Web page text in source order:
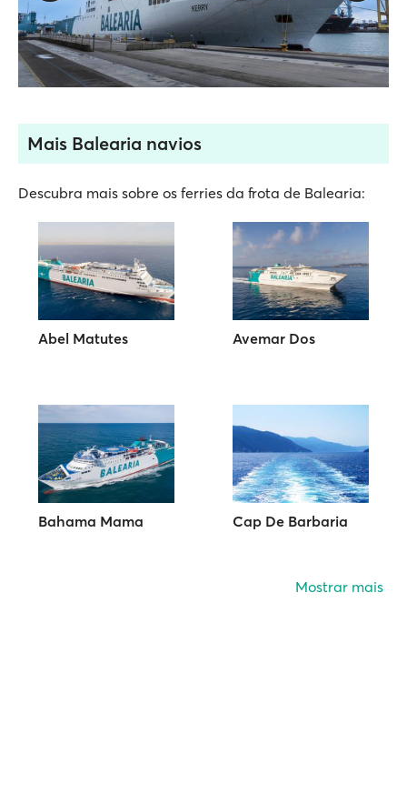
Mais Balearia navios
Descubra mais sobre os ferries da frota de Balearia:
Abel Matutes Avemar Dos
Bahama Mama Cap De Barbaria
Mostrar mais